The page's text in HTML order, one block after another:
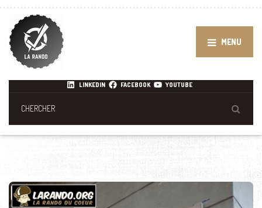
MENU
LINKEDIN FACEBOOK YOUTUBE